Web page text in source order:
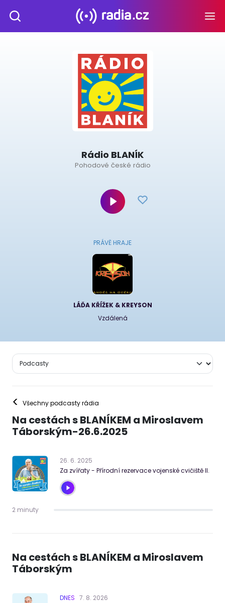
Rádio BLANÍK
Pohodové české rádio
PRÁVĚ HRAJE
LÁĎA KŘÍŽEK & KREYSON
Vzdálená
< Všechny podcasty rádia
Na cestách s BLANÍKEM a Miroslavem
Táborským-26.6.2025
26. 6. 2025
Za zvířaty - Přírodní rezervace vojenské cvičiště II.
2 minuty
Na cestách s BLANÍKEM a Miroslavem
Táborským
DNES 7. 8. 2026